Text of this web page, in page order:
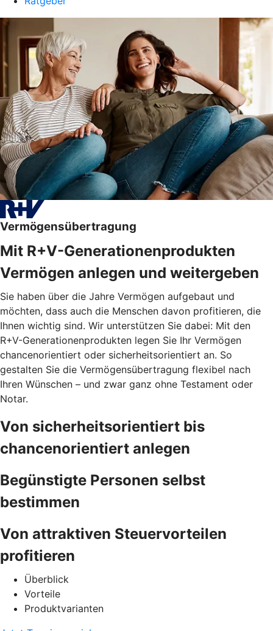
Vermögensübertragung
Mit R+V-Generationenprodukten
Vermögen anlegen und weitergeben
Sie haben über die Jahre Vermögen aufgebaut und
möchten, dass auch die Menschen davon profitieren, die
Ihnen wichtig sind. Wir unterstützen Sie dabei: Mit den
R+V-Generationenprodukten legen Sie Ihr Vermögen
chancenorientiert oder sicherheitsorientiert an. So
gestalten Sie die Vermögensübertragung flexibel nach
Ihren Wünschen – und zwar ganz ohne Testament oder
Notar.
Von sicherheitsorientiert bis
chancenorientiert anlegen
Begünstigte Personen selbst
bestimmen
Von attraktiven Steuervorteilen
profitieren
Überblick
Vorteile
Produktvarianten